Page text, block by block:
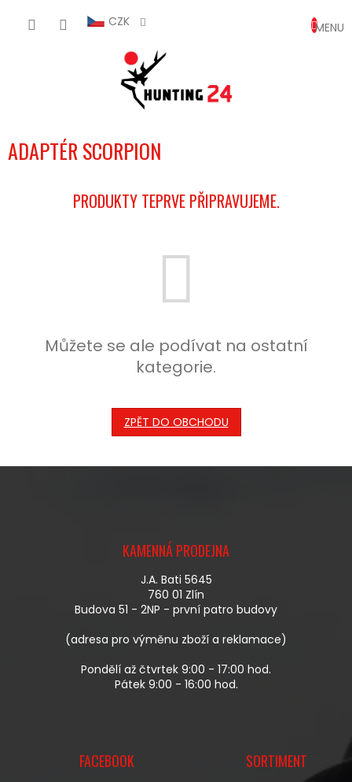
CZK
KOŠÍK
ADAPTÉR SCORPION
PRODUKTY TEPRVE PŘIPRAVUJEME.
Můžete se ale podívat na ostatní
kategorie.
ZPĚT DO OBCHODU
KAMENNÁ PRODEJNA
J.A. Bati 5645
760 01 Zlín
Budova 51 - 2NP - první patro budovy
(adresa pro výměnu zboží a reklamace)
Pondělí až čtvrtek 9:00 - 17:00 hod.
Pátek 9:00 - 16:00 hod.
FACEBOOK SORTIMENT